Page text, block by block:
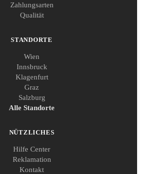
Zahlungsarten
Qualität
STANDORTE
Wien
Innsbruck
Klagenfurt
Graz
Salzburg
Alle Standorte
NÜTZLICHES
Hilfe Center
Reklamation
Kontakt